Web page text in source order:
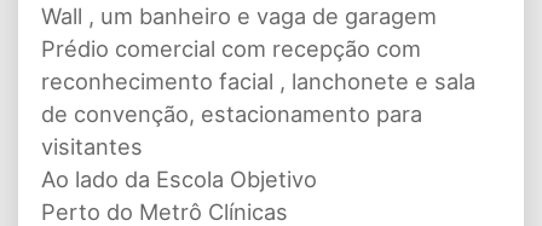
Wall , um banheiro e vaga de garagem
Prédio comercial com recepção com
reconhecimento facial , lanchonete e sala
de convenção, estacionamento para
visitantes
Ao lado da Escola Objetivo
Perto do Metrô Clínicas